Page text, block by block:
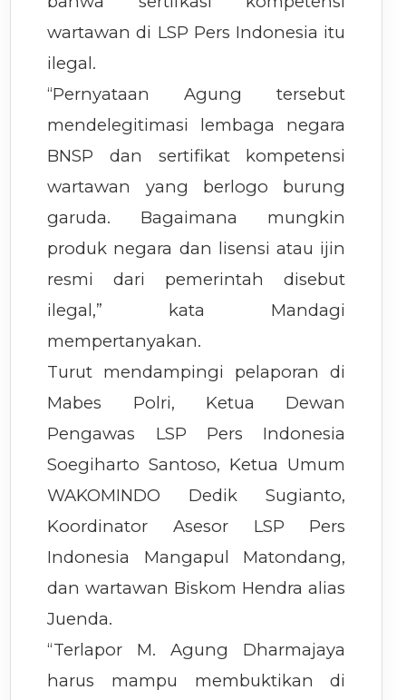
wartawan di LSP Pers Indonesia itu
ilegal.
“Pernyataan Agung tersebut
mendelegitimasi lembaga negara
BNSP dan sertifikat kompetensi
wartawan yang berlogo burung
garuda. Bagaimana mungkin
produk negara dan lisensi atau ijin
resmi dari pemerintah disebut
ilegal,” kata Mandagi
mempertanyakan.
Turut mendampingi pelaporan di
Mabes Polri, Ketua Dewan
Pengawas LSP Pers Indonesia
Soegiharto Santoso, Ketua Umum
WAKOMINDO Dedik Sugianto,
Koordinator Asesor LSP Pers
Indonesia Mangapul Matondang,
dan wartawan Biskom Hendra alias
Juenda.
“Terlapor M. Agung Dharmajaya
harus mampu membuktikan di